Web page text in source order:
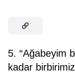
5. “Ağabeyim
kadar